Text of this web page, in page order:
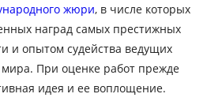
жюри, в числе которых
наград самых престижных
и опытом судейства ведущих
При оценке работ прежде
идея и ее воплощение.